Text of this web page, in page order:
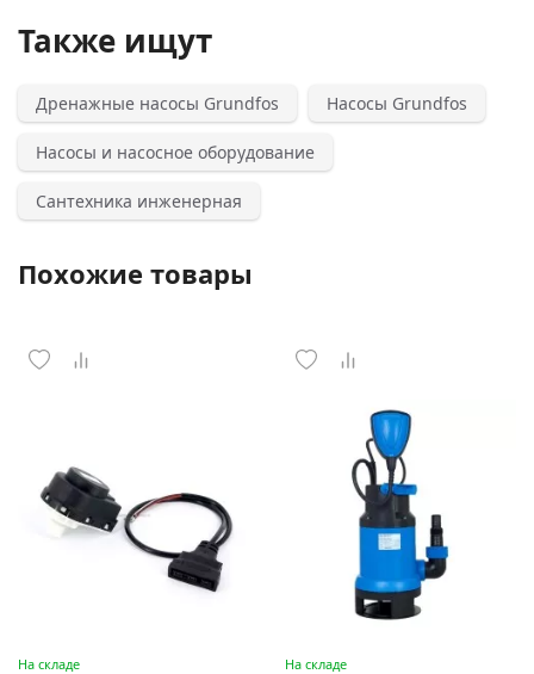
Также ищут
Дренажные насосы Grundfos Насосы Grundfos
Насосы и насосное оборудование
Сантехника инженерная
Похожие товары
На складе На складе